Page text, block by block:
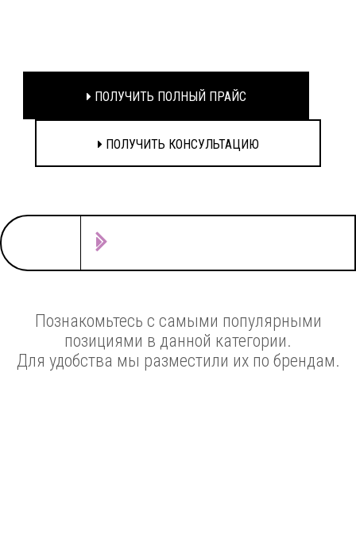
ПОЛУЧИТЬ ПОЛНЫЙ ПРАЙС
ПОЛУЧИТЬ КОНСУЛЬТАЦИЮ
Познакомьтесь с самыми популярными
позициями в данной категории.
Для удобства мы разместили их по брендам.